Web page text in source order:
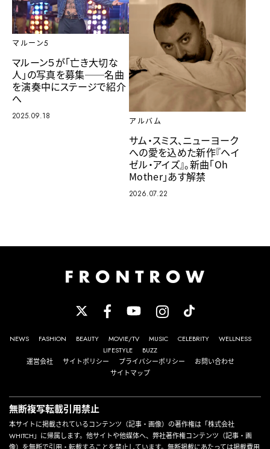
マルーン5
マルーン５が「亡き大切な
人」の写真を募集──名曲
を演奏中にステージで紹介
へ
2025.09.18
アルバム
サム・スミス、ニューヨーク
への愛を込めた新作『ヘイ
ゼル・アイズ』。新曲「Oh
Mother」あす解禁
2026.07.22
NEWS FASHION BEAUTY MOVIE/TV MUSIC CELEBRITY
WELLNESS
LIFESTYLE
BUZZ
運営会社
サイトポリシー プライバシーポリシー
お問い合わせ
サイトマップ
無断複写転載引用禁止
本サイトに掲載されているコンテンツ（記事・画像）の著作権は「株式会社
WHITCH」に帰属します。他サイトや他媒体へ、弊社著作権コンテンツ（記事・画